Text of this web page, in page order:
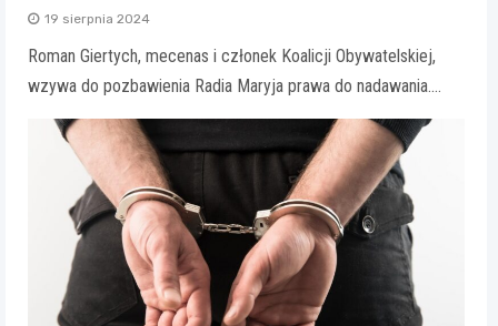
19 sierpnia 2024
Roman Giertych, mecenas i członek Koalicji Obywatelskiej,
wzywa do pozbawienia Radia Maryja prawa do nadawania.…